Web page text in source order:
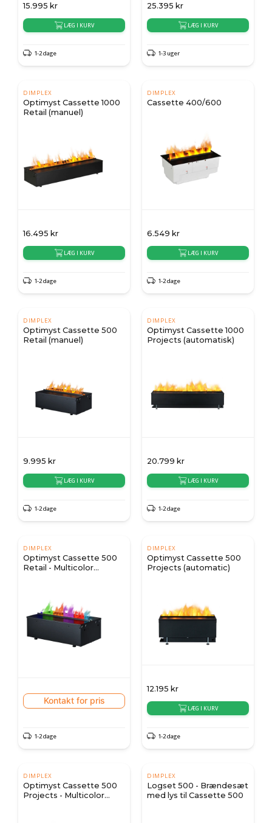
15.995 kr
LÆG I KURV
1-2 dage
25.395 kr
LÆG I KURV
1-3 uger
DIMPLEX
Optimyst Cassette 1000
Retail (manuel)
16.495 kr
LÆG I KURV
1-2 dage
DIMPLEX
Cassette 400/600
6.549 kr
LÆG I KURV
1-2 dage
DIMPLEX
Optimyst Cassette 500
Retail (manuel)
9.995 kr
LÆG I KURV
1-2 dage
DIMPLEX
Optimyst Cassette 1000
Projects (automatisk)
20.799 kr
LÆG I KURV
1-2 dage
DIMPLEX
Optimyst Cassette 500
Retail - Multicolor
Kontakt for pris
1-2 dage
DIMPLEX
Optimyst Cassette 500
Projects (automatic)
12.195 kr
LÆG I KURV
1-2 dage
DIMPLEX
Optimyst Cassette 500
Projects - Multicolor
DIMPLEX
Logset 500 - Brændesæt
med lys til Cassette 500